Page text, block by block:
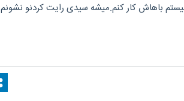
باهاش کار کنم.میشه سیدی رایت کردنو نشونم